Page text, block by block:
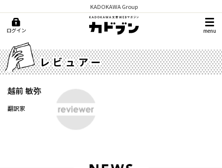
KADOKAWA Group
ログイン menu
レビュアー
越前 敏弥
翻訳家